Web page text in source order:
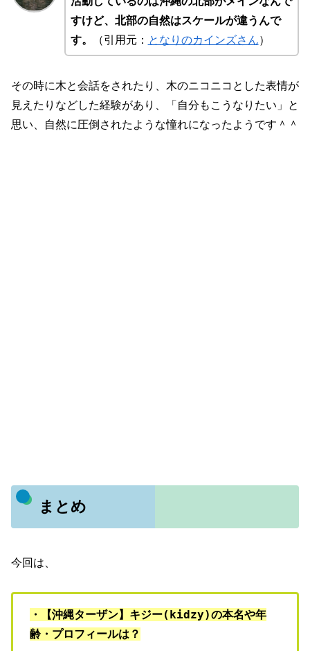
すけど、北部の自然はスケールが違うんで
す。
（引用元： となりのカインズさん）
その時に木と会話をされたり、木のニコニコとした表情が
見えたりなどした経験があり、「自分もこうなりたい」と
思い、自然に圧倒されたような憧れになったようです＾＾
まとめ
今回は、
・【沖縄ターザン】キジー(kidzy)の本名や年
齢・プロフィールは？